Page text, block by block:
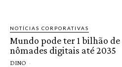
NOTÍCIAS CORPORATIVAS
Mundo pode ter 1 bilhão de
nômades digitais até 2035
DINO -